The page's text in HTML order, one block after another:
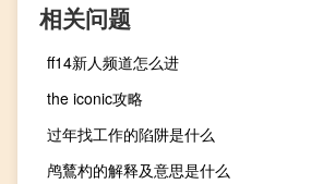
相关问题
ff14新人频道怎么进
the iconic攻略
过年找工作的陷阱是什么
鸬鶿杓的解释及意思是什么